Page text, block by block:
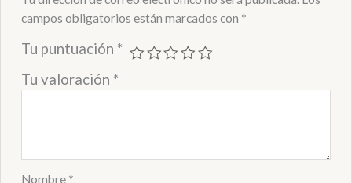
campos obligatorios están marcados con *
Tu puntuación *
Tu valoración *
Nombre *